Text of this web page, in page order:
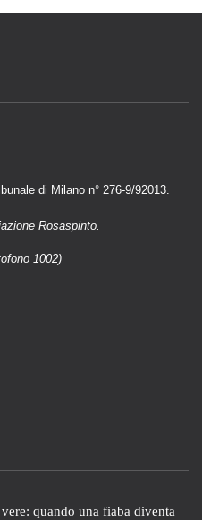
di Milano n° 276-9/92013.
Rosaspinto.
1002)
quando una fiaba diventa